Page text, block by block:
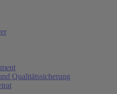
Qualitätssicherung